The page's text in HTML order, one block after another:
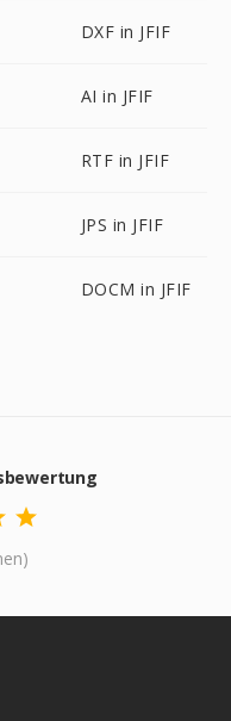
DXF in JFIF
AI in JFIF
RTF in JFIF
JPS in JFIF
DOCM in JFIF